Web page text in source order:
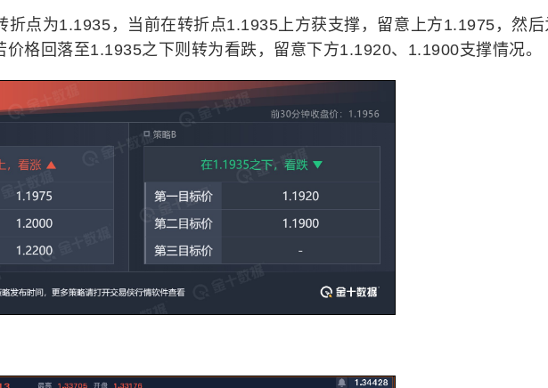
折点为1.1935，当前在转折点1.1935上方获支撑，留意上方1.1975，然后
价格回落至1.1935之下则转为看跌，留意下方1.1920、1.1900支撑情况。